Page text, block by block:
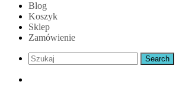
Blog
Koszyk
Sklep
Zamówienie